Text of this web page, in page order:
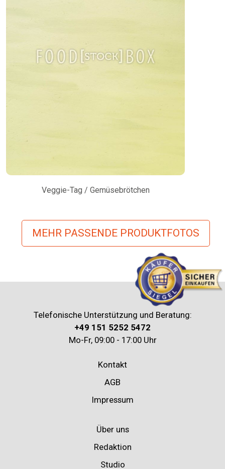
Veggie-Tag / Gemüsebrötchen
MEHR PASSENDE PRODUKTFOTOS
Telefonische Unterstützung und Beratung:
+49 151 5252 5472
Mo-Fr, 09:00 - 17:00 Uhr
Kontakt
AGB
Impressum
Über uns
Redaktion
Studio